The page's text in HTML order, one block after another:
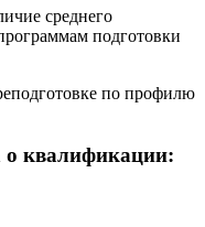
среднего
подготовки
по профилю
о квалификации: